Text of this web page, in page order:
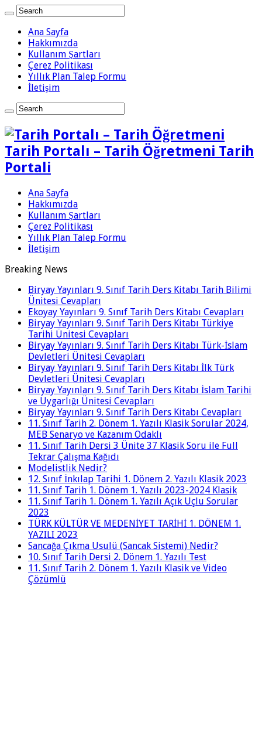
Ana Sayfa
Hakkımızda
Kullanım Şartları
Çerez Politikası
Yıllık Plan Talep Formu
İletişim
Tarih Portalı – Tarih Öğretmeni Tarih
Portali
Ana Sayfa
Hakkımızda
Kullanım Şartları
Çerez Politikası
Yıllık Plan Talep Formu
İletişim
Breaking News
Biryay Yayınları 9. Sınıf Tarih Ders Kitabı Tarih Bilimi
Ünitesi Cevapları
Ekoyay Yayınları 9. Sınıf Tarih Ders Kitabı Cevapları
Biryay Yayınları 9. Sınıf Tarih Ders Kitabı Türkiye
Tarihi Ünitesi Cevapları
Biryay Yayınları 9. Sınıf Tarih Ders Kitabı Türk-İslam
Devletleri Ünitesi Cevapları
Biryay Yayınları 9. Sınıf Tarih Ders Kitabı İlk Türk
Devletleri Ünitesi Cevapları
Biryay Yayınları 9. Sınıf Tarih Ders Kitabı İslam Tarihi
ve Uygarlığı Ünitesi Cevapları
Biryay Yayınları 9. Sınıf Tarih Ders Kitabı Cevapları
11. Sınıf Tarih 2. Dönem 1. Yazılı Klasik Sorular 2024,
MEB Senaryo ve Kazanım Odaklı
11. Sınıf Tarih Dersi 3 Ünite 37 Klasik Soru ile Full
Tekrar Çalışma Kağıdı
Modelistlik Nedir?
12. Sınıf İnkılap Tarihi 1. Dönem 2. Yazılı Klasik 2023
11. Sınıf Tarih 1. Dönem 1. Yazılı 2023-2024 Klasik
11. Sınıf Tarih 1. Dönem 1. Yazılı Açık Uçlu Sorular
2023
TÜRK KÜLTÜR VE MEDENİYET TARİHİ 1. DÖNEM 1.
YAZILI 2023
Sancağa Çıkma Usulü (Sancak Sistemi) Nedir?
10. Sınıf Tarih Dersi 2. Dönem 1. Yazılı Test
11. Sınıf Tarih 2. Dönem 1. Yazılı Klasik ve Video
Çözümlü